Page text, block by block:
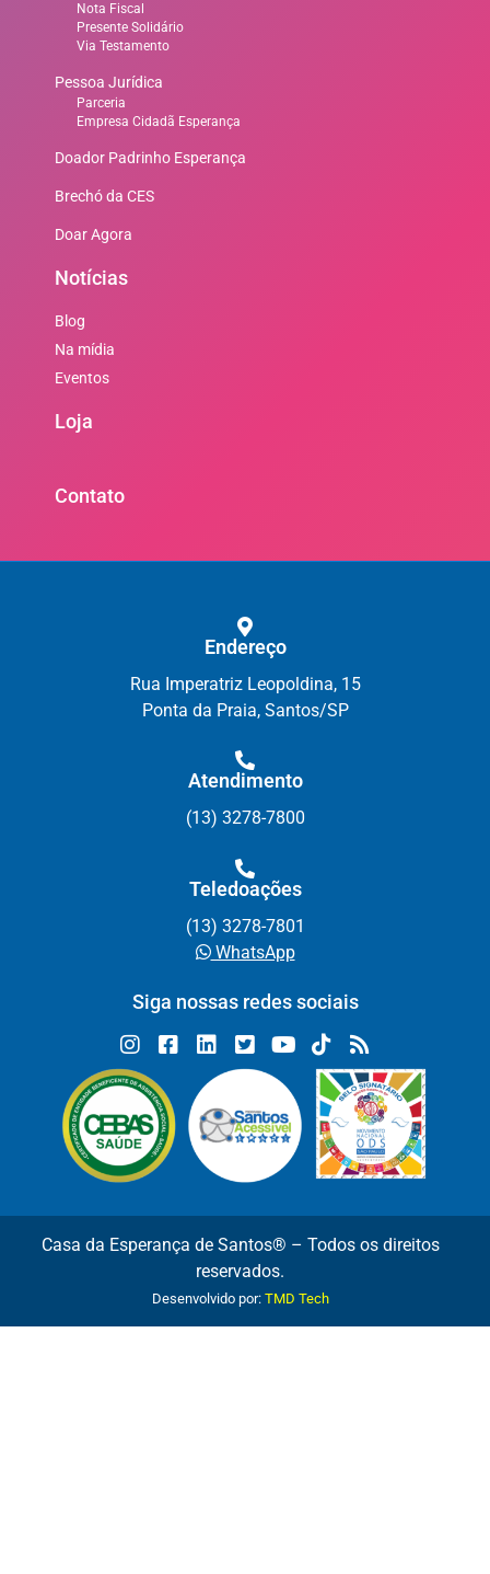
Nota Fiscal
Presente Solidário
Via Testamento
Pessoa Jurídica
Parceria
Empresa Cidadã Esperança
Doador Padrinho Esperança
Brechó da CES
Doar Agora
Notícias
Blog
Na mídia
Eventos
Loja
Contato
Endereço
Rua Imperatriz Leopoldina, 15
Ponta da Praia, Santos/SP
Atendimento
(13) 3278-7800
Teledoações
(13) 3278-7801
WhatsApp
Siga nossas redes sociais
Casa da Esperança de Santos® – Todos os direitos
reservados.
Desenvolvido por: TMD Tech